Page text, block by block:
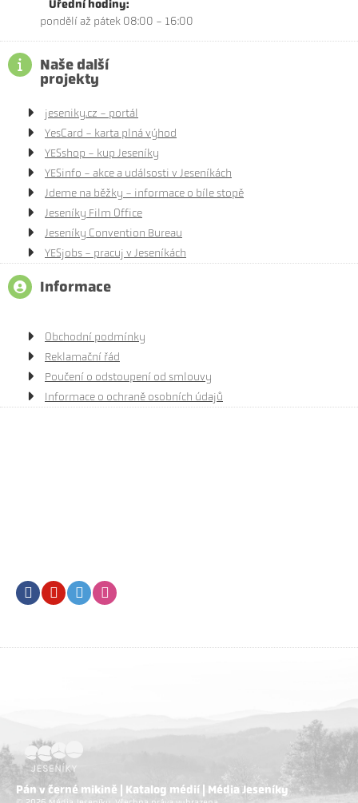
Úřední hodiny:
pondělí až pátek 08:00 - 16:00
Naše další
projekty
jeseniky.cz - portál
YesCard - karta plná výhod
YESshop - kup Jeseníky
YESinfo - akce a událsosti v Jeseníkách
Jdeme na běžky - informace o bíle stopě
Jeseníky Film Office
Jeseníky Convention Bureau
YESjobs - pracuj v Jeseníkách
Informace
Obchodní podmínky
Reklamační řád
Poučení o odstoupení od smlouvy
Informace o ochraně osobních údajů
FacebookYoutubeTwitter
Pán v černé mikině | Katalog médií | Média Jeseníky